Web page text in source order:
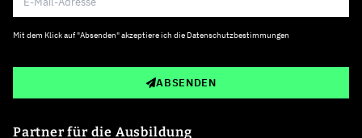
Mit dem Klick auf "Absenden" akzeptiere ich die Datenschutzbestimmungen
ABSENDEN
Partner für die Ausbildung